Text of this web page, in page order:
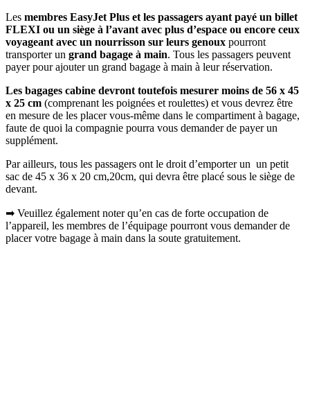
Les membres EasyJet Plus et les passagers ayant payé un billet
FLEXI ou un siège à l’avant avec plus d’espace ou encore ceux
voyageant avec un nourrisson sur leurs genoux pourront
transporter un grand bagage à main. Tous les passagers peuvent
payer pour ajouter un grand bagage à main à leur réservation.
Les bagages cabine devront toutefois mesurer moins de 56 x 45
x 25 cm (comprenant les poignées et roulettes) et vous devrez être
en mesure de les placer vous-même dans le compartiment à bagage,
faute de quoi la compagnie pourra vous demander de payer un
supplément.
Par ailleurs, tous les passagers ont le droit d’emporter un un petit
sac de 45 x 36 x 20 cm,20cm, qui devra être placé sous le siège de
devant.
➡ Veuillez également noter qu’en cas de forte occupation de
l’appareil, les membres de l’équipage pourront vous demander de
placer votre bagage à main dans la soute gratuitement.